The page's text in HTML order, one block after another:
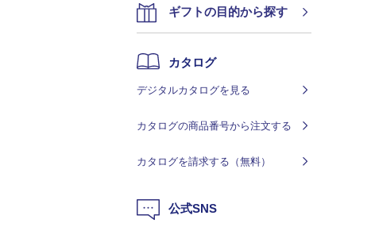
ギフトの目的から探す
カタログ
デジタルカタログを見る
カタログの商品番号から注文する
カタログを請求する（無料）
公式SNS